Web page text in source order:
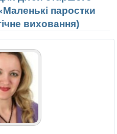
паростки
виховання)